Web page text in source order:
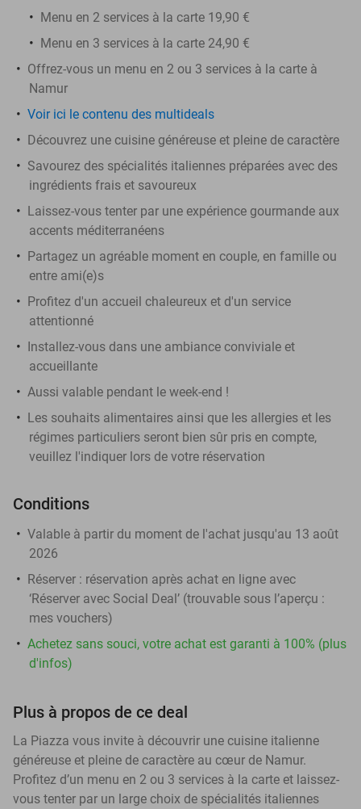
Menu en 2 services à la carte 19,90 €
Menu en 3 services à la carte 24,90 €
Offrez-vous un menu en 2 ou 3 services à la carte à
Namur
Voir ici le contenu des multideals
Découvrez une cuisine généreuse et pleine de caractère
Savourez des spécialités italiennes préparées avec des
ingrédients frais et savoureux
Laissez-vous tenter par une expérience gourmande aux
accents méditerranéens
Partagez un agréable moment en couple, en famille ou
entre ami(e)s
Profitez d'un accueil chaleureux et d'un service
attentionné
Installez-vous dans une ambiance conviviale et
accueillante
Aussi valable pendant le week-end !
Les souhaits alimentaires ainsi que les allergies et les
régimes particuliers seront bien sûr pris en compte,
veuillez l'indiquer lors de votre réservation
Conditions
Valable à partir du moment de l'achat jusqu'au 13 août
2026
Réserver : réservation après achat en ligne avec
‘Réserver avec Social Deal’ (trouvable sous l’aperçu :
mes vouchers)
Achetez sans souci, votre achat est garanti à 100% (plus
d'infos)
Plus à propos de ce deal
La Piazza vous invite à découvrir une cuisine italienne
généreuse et pleine de caractère au cœur de Namur.
Profitez d’un menu en 2 ou 3 services à la carte et laissez-
vous tenter par un large choix de spécialités italiennes